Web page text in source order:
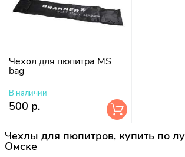
Чехол для пюпитра MS
bag
В наличии
500 р.
Чехлы для пюпитров, купить по
Омске